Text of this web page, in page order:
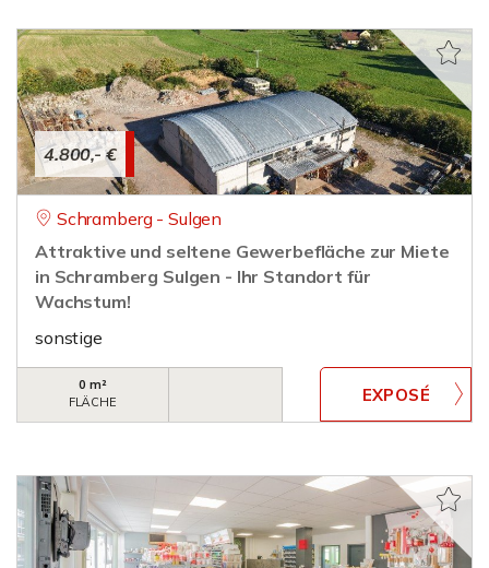
4.800,- €
Schramberg - Sulgen
Attraktive und seltene Gewerbefläche zur Miete
in Schramberg Sulgen - Ihr Standort für
Wachstum!
sonstige
0 m²
FLÄCHE